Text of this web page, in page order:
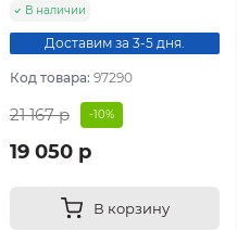
В наличии
Доставим за 3-5 дня.
Код товара: 97290
21 167 р -10%
19 050 р
В корзину